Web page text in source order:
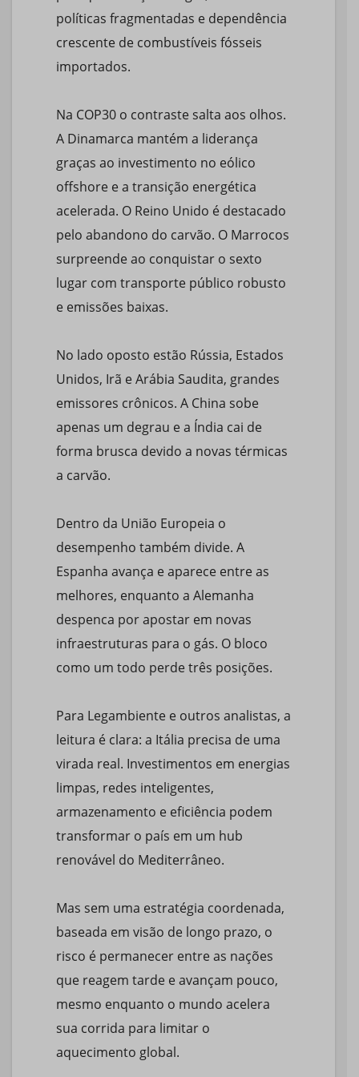
políticas fragmentadas e dependência
crescente de combustíveis fósseis
importados.
Na COP30 o contraste salta aos olhos.
A Dinamarca mantém a liderança
graças ao investimento no eólico
offshore e a transição energética
acelerada. O Reino Unido é destacado
pelo abandono do carvão. O Marrocos
surpreende ao conquistar o sexto
lugar com transporte público robusto
e emissões baixas.
No lado oposto estão Rússia, Estados
Unidos, Irã e Arábia Saudita, grandes
emissores crônicos. A China sobe
apenas um degrau e a Índia cai de
forma brusca devido a novas térmicas
a carvão.
Dentro da União Europeia o
desempenho também divide. A
Espanha avança e aparece entre as
melhores, enquanto a Alemanha
despenca por apostar em novas
infraestruturas para o gás. O bloco
como um todo perde três posições.
Para Legambiente e outros analistas, a
leitura é clara: a Itália precisa de uma
virada real. Investimentos em energias
limpas, redes inteligentes,
armazenamento e eficiência podem
transformar o país em um hub
renovável do Mediterrâneo.
Mas sem uma estratégia coordenada,
baseada em visão de longo prazo, o
risco é permanecer entre as nações
que reagem tarde e avançam pouco,
mesmo enquanto o mundo acelera
sua corrida para limitar o
aquecimento global.